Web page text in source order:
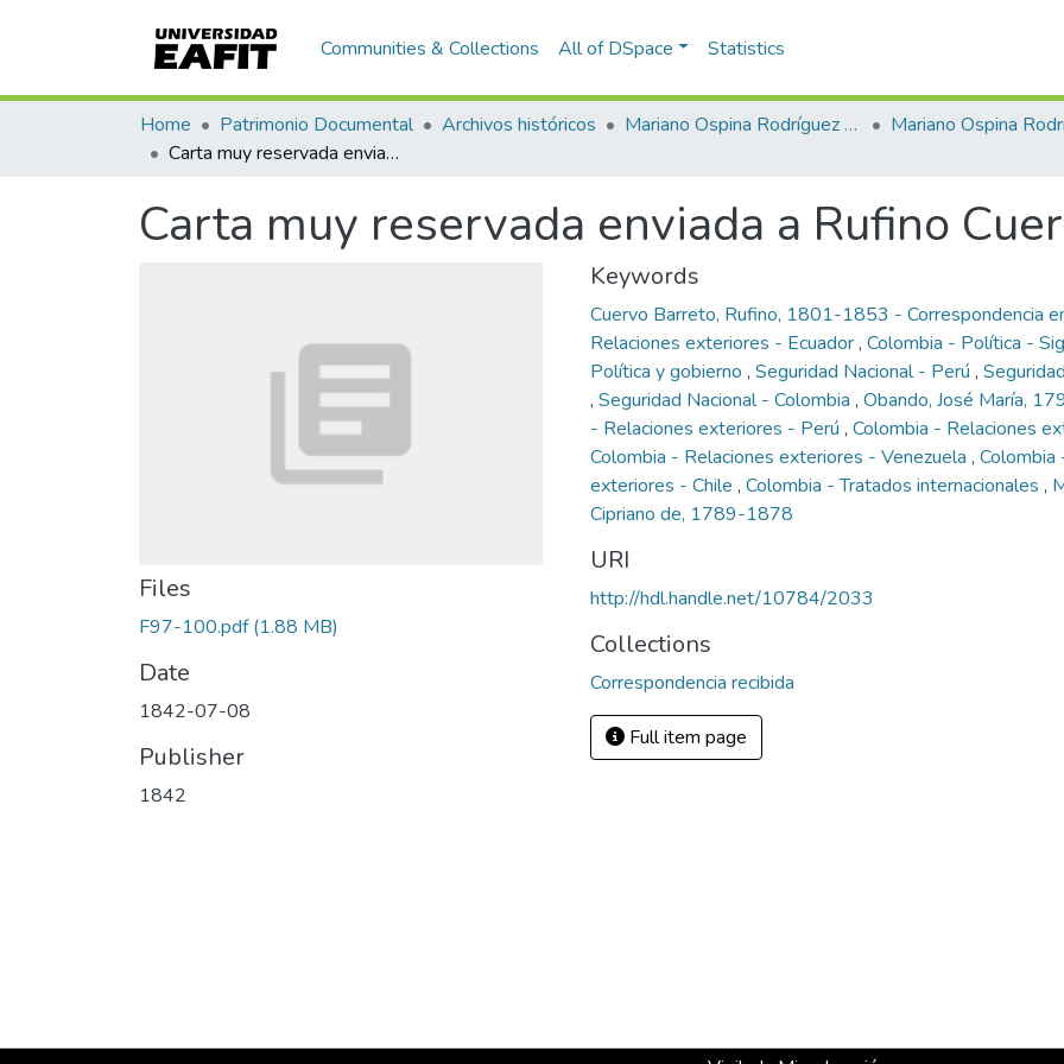
Communities & Collections All of DSpace Statistics
Home Patrimonio Documental Archivos históricos Mariano Ospina Rodríguez (1826 -1912) Mariano Ospina
Carta muy reservada enviada a Rufino Cuervo
Carta muy reservada enviada a Rufino
Files
F97-100.pdf(1.88 MB)
Date
1842-07-08
Publisher
1842
Keywords
Cuervo Barreto, Rufino, 1801-1853 - Correspondencia
Relaciones exteriores - Ecuador, Colombia - Política -
Política y gobierno , Seguridad Nacional - Perú ,
, Seguridad Nacional - Colombia , Obando, José María,
- Relaciones exteriores - Perú , Colombia - Relaciones
Colombia - Relaciones exteriores - Venezuela , Colombia
exteriores - Chile , Colombia - Tratados internacionales ,
Cipriano de, 1789-1878
URI
http://hdl.handle.net/10784/2033
Collections
Correspondencia recibida
Full item page